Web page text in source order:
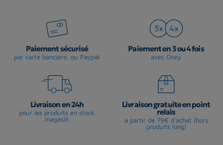
Paiement sécurisé
par carte bancaire, ou Paypal
Paiement en 3 ou 4 fois
avec Oney
Livraison en 24h
pour les produits en stock
magasin
Livraison gratuite en point
relais
à partir de 79€ d'achat (hors
produits long)